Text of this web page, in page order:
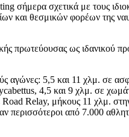
σήμερα σχετικά με τους
και θεσμικών φορέων της
πρωτεύουσας ως ιδανικού
αγώνες: 5,5 και 11 χλμ. σε
4,5 και 9 χλμ. σε
Road Relay, μήκους 11 χλμ.
περισσότεροι από 7.000